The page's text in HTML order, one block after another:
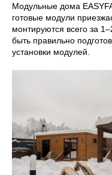
Модульные дома
готовые модули
монтируются всего за
быть правильно
установки модулей.